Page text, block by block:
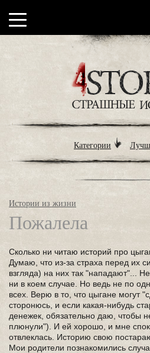
Категории
Истории из жизни
Пожалела
Сколько ни читаю историй про
Думаю, что из-за страха перед их
взгляда) на них так "нападают"...
ни в коем случае. Но ведь не по
всех. Верю в то, что цыгане могут
сторонюсь, и если какая-нибудь
денежек, обязательно даю, чтобы
плюнули"). И ей хорошо, и мне
отвлеклась. Историю свою
Мои родители познакомились